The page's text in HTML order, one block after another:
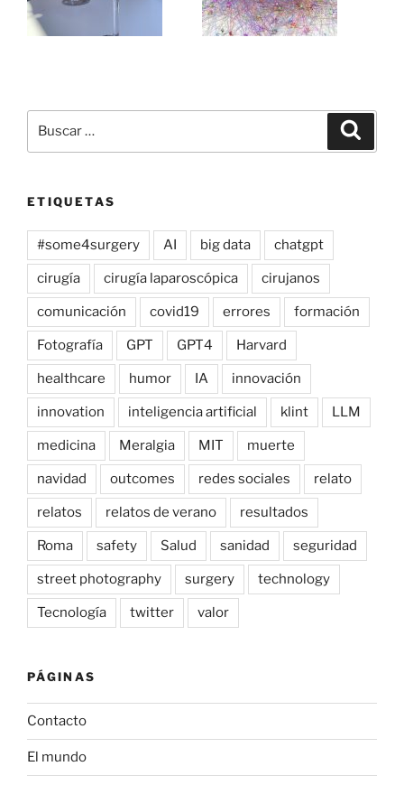
por:
ETIQUETAS
#some4surgery AI big data chatgpt
cirugía cirugía laparoscópica cirujanos
comunicación covid19 errores formación
Fotografía GPT GPT4 Harvard
healthcare humor IA innovación
innovation inteligencia artificial klint LLM
medicina Meralgia MIT muerte
navidad outcomes redes sociales relato
relatos relatos de verano resultados
Roma safety Salud sanidad seguridad
street photography surgery technology
Tecnología twitter valor
PÁGINAS
Contacto
El mundo